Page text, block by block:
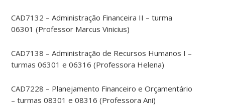
CAD7132 – Administração Financeira II – turma
06301 (Professor Marcus Vinicius)
CAD7138 – Administração de Recursos Humanos I –
turmas 06301 e 06316 (Professora Helena)
CAD7228 – Planejamento Financeiro e Orçamentário
– turmas 08301 e 08316 (Professora Ani)